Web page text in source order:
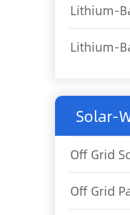
Lithium-
Lithium-
Solar-
Off Grid
Off Grid